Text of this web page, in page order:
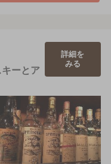
ーとア
詳細を
みる